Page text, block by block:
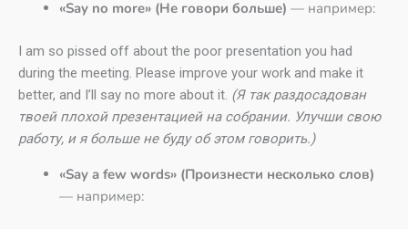
«Say no more» (Не говори больше) — например:
I am so pissed off about the poor presentation you had
during the meeting. Please improve your work and make it
better, and I’ll say no more about it. (Я так раздосадован
твоей плохой презентацией на собрании. Улучши свою
работу, и я больше не буду об этом говорить.)
«Say a few words» (Произнести несколько слов)
— например: